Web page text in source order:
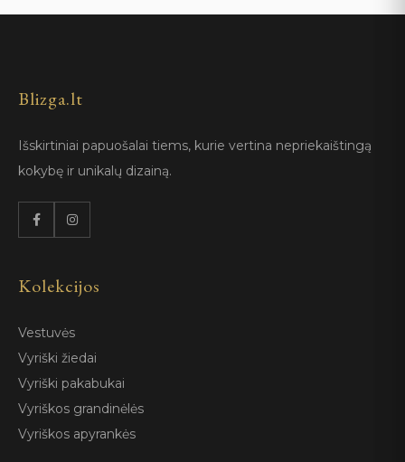
Blizga.lt
Išskirtiniai papuošalai tiems, kurie vertina nepriekaištingą
kokybę ir unikalų dizainą.
Kolekcijos
Vestuvės
Vyriški žiedai
Vyriški pakabukai
Vyriškos grandinėlės
Vyriškos apyrankės